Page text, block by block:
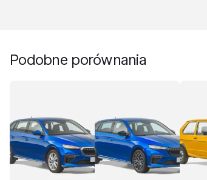
Podobne porównania